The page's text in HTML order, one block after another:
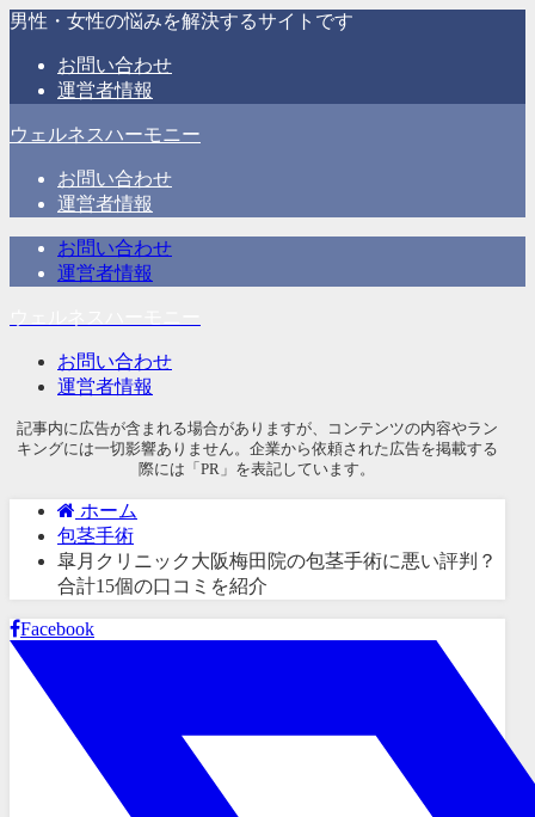
男性・女性の悩みを解決するサイトです
お問い合わせ
運営者情報
ウェルネスハーモニー
お問い合わせ
運営者情報
お問い合わせ
運営者情報
お問い合わせ
運営者情報
記事内に広告が含まれる場合がありますが、コンテンツの内容やラン
キングには一切影響ありません。企業から依頼された広告を掲載する
際には「PR」を表記しています。
ホーム
包茎手術
皐月クリニック大阪梅田院の包茎手術に悪い評判？
合計15個の口コミを紹介
Facebook